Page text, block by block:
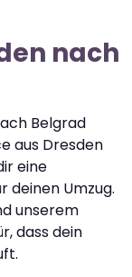
nach
Belgrad
aus Dresden
eine
deinen Umzug.
unserem
dass dein